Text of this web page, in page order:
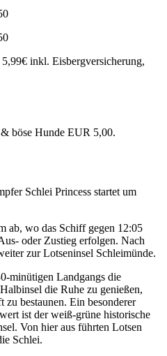
inkl. Eisbergversicherung,
böse Hunde EUR 5,00.
Schlei Princess startet um
ab, wo das Schiff gegen 12:05
oder Zustieg erfolgen. Nach
zur Lotseninsel Schleimünde.
minütigen Landgangs die
die Ruhe zu genießen,
zu bestaunen. Ein besonderer
ist der weiß-grüne historische
Von hier aus führten Lotsen
Schlei.